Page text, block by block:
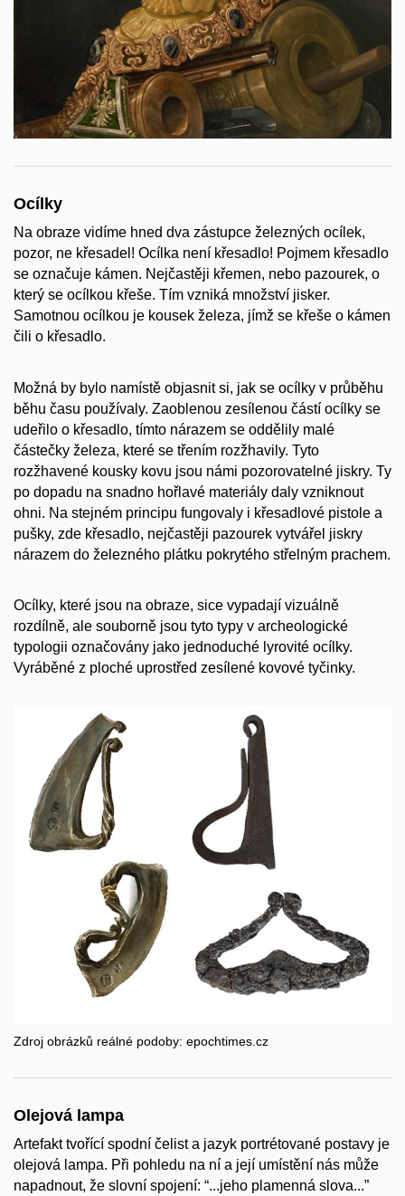
Ocílky
Na obraze vidíme hned dva zástupce železných ocílek,
pozor, ne křesadel! Ocílka není křesadlo! Pojmem křesadlo
se označuje kámen. Nejčastěji křemen, nebo pazourek, o
který se ocílkou křeše. Tím vzniká množství jisker.
Samotnou ocílkou je kousek železa, jímž se křeše o kámen
čili o křesadlo.
Možná by bylo namístě objasnit si, jak se ocílky v průběhu
běhu času používaly. Zaoblenou zesílenou částí ocílky se
udeřilo o křesadlo, tímto nárazem se oddělily malé
částečky železa, které se třením rozžhavily. Tyto
rozžhavené kousky kovu jsou námi pozorovatelné jiskry. Ty
po dopadu na snadno hořlavé materiály daly vzniknout
ohni. Na stejném principu fungovaly i křesadlové pistole a
pušky, zde křesadlo, nejčastěji pazourek vytvářel jiskry
nárazem do železného plátku pokrytého střelným prachem.
Ocílky, které jsou na obraze, sice vypadají vizuálně
rozdílně, ale souborně jsou tyto typy v archeologické
typologii označovány jako jednoduché lyrovité ocílky.
Vyráběné z ploché uprostřed zesílené kovové tyčinky.
Zdroj obrázků reálné podoby: epochtimes.cz
Olejová lampa
Artefakt tvořící spodní čelist a jazyk portrétované postavy je
olejová lampa. Při pohledu na ní a její umístění nás může
napadnout, že slovní spojení: “...jeho plamenná slova...”